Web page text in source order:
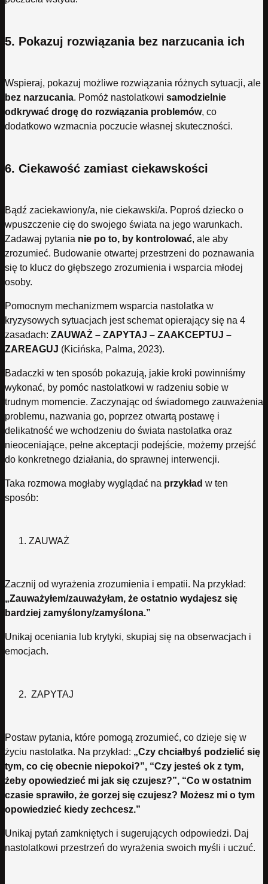
5. Pokazuj rozwiązania bez narzucania ich
Wspieraj, pokazuj możliwe rozwiązania różnych sytuacji, ale
bez narzucania. Pomóż nastolatkowi samodzielnie
odkrywać drogę do rozwiązania problemów, co
dodatkowo wzmacnia poczucie własnej skuteczności.
6. Ciekawość zamiast ciekawskości
Bądź zaciekawiony/a, nie ciekawski/a. Poproś dziecko o
wpuszczenie cię do swojego świata na jego warunkach.
Zadawaj pytania nie po to, by kontrolować, ale aby
zrozumieć. Budowanie otwartej przestrzeni do poznawania
się to klucz do głębszego zrozumienia i wsparcia młodej
osoby.
Pomocnym mechanizmem wsparcia nastolatka w
kryzysowych sytuacjach jest schemat opierający się na 4
zasadach: ZAUWAŻ – ZAPYTAJ – ZAAKCEPTUJ –
ZAREAGUJ (Kicińska, Palma, 2023).
Badaczki w ten sposób pokazują, jakie kroki powinniśmy
wykonać, by pomóc nastolatkowi w radzeniu sobie w
trudnym momencie. Zaczynając od świadomego zauważenia
problemu, nazwania go, poprzez otwartą postawę i
delikatność we wchodzeniu do świata nastolatka oraz
nieoceniające, pełne akceptacji podejście, możemy przejść
do konkretnego działania, do sprawnej interwencji.
Taka rozmowa mogłaby wyglądać na przykład w ten
sposób:
ZAUWAŻ
Zacznij od wyrażenia zrozumienia i empatii. Na przykład:
„Zauważyłem/zauważyłam, że ostatnio wydajesz się
bardziej zamyślony/zamyślona.”
Unikaj oceniania lub krytyki, skupiaj się na obserwacjach i
emocjach.
ZAPYTAJ
Postaw pytania, które pomogą zrozumieć, co dzieje się w
życiu nastolatka. Na przykład: „Czy chciałbyś podzielić się
tym, co cię obecnie niepokoi?”, “Czy jesteś ok z tym,
żeby opowiedzieć mi jak się czujesz?”, “Co w ostatnim
czasie sprawiło, że gorzej się czujesz? Możesz mi o tym
opowiedzieć kiedy zechcesz.”
Unikaj pytań zamkniętych i sugerujących odpowiedzi. Daj
nastolatkowi przestrzeń do wyrażenia swoich myśli i uczuć.